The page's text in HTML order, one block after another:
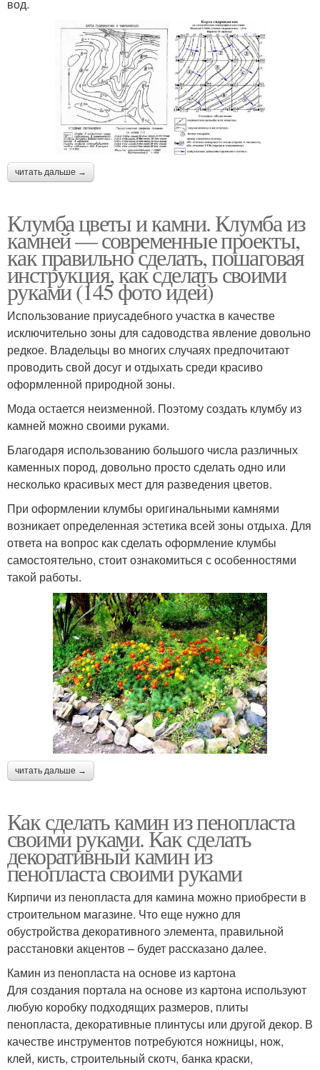
вод.
читать дальше →
Клумба цветы и камни. Клумба из
камней — современные проекты,
как правильно сделать, пошаговая
инструкция, как сделать своими
руками (145 фото идей)
Использование приусадебного участка в качестве
исключительно зоны для садоводства явление довольно
редкое. Владельцы во многих случаях предпочитают
проводить свой досуг и отдыхать среди красиво
оформленной природной зоны.
Мода остается неизменной. Поэтому создать клумбу из
камней можно своими руками.
Благодаря использованию большого числа различных
каменных пород, довольно просто сделать одно или
несколько красивых мест для разведения цветов.
При оформлении клумбы оригинальными камнями
возникает определенная эстетика всей зоны отдыха. Для
ответа на вопрос как сделать оформление клумбы
самостоятельно, стоит ознакомиться с особенностями
такой работы.
читать дальше →
Как сделать камин из пенопласта
своими руками. Как сделать
декоративный камин из
пенопласта своими руками
Кирпичи из пенопласта для камина можно приобрести в
строительном магазине. Что еще нужно для
обустройства декоративного элемента, правильной
расстановки акцентов – будет рассказано далее.
Камин из пенопласта на основе из картона
Для создания портала на основе из картона используют
любую коробку подходящих размеров, плиты
пенопласта, декоративные плинтусы или другой декор. В
качестве инструментов потребуются ножницы, нож,
клей, кисть, строительный скотч, банка краски,